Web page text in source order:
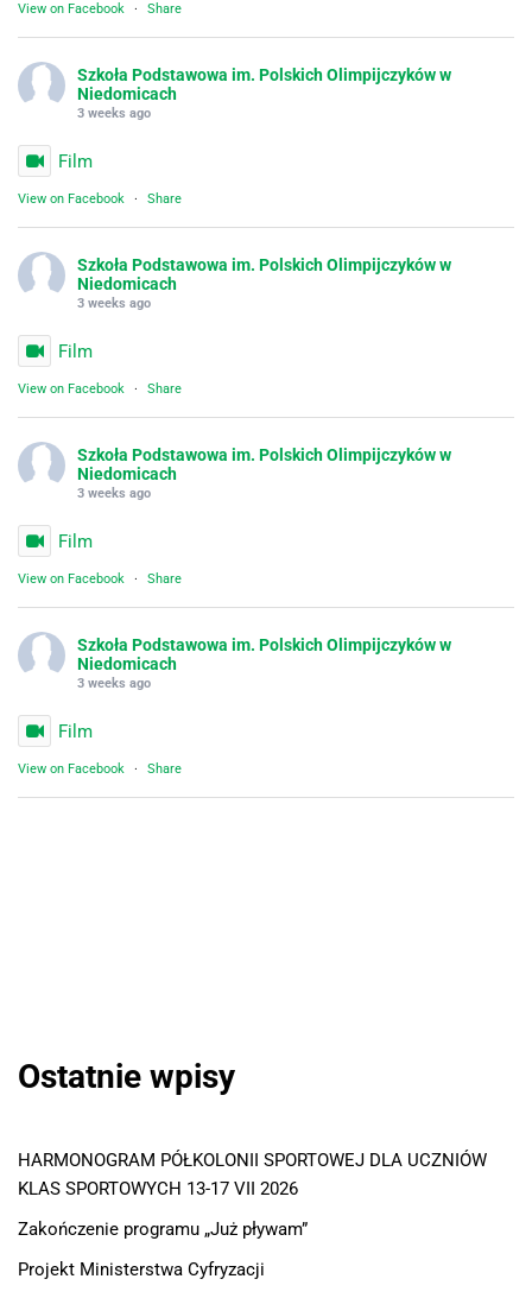
View on Facebook · Share
Szkoła Podstawowa im. Polskich Olimpijczyków w
Niedomicach
3 weeks ago
Film
View on Facebook · Share
Szkoła Podstawowa im. Polskich Olimpijczyków w
Niedomicach
3 weeks ago
Film
View on Facebook · Share
Szkoła Podstawowa im. Polskich Olimpijczyków w
Niedomicach
3 weeks ago
Film
View on Facebook · Share
Szkoła Podstawowa im. Polskich Olimpijczyków w
Niedomicach
3 weeks ago
Film
View on Facebook · Share
Ostatnie wpisy
HARMONOGRAM PÓŁKOLONII SPORTOWEJ DLA UCZNIÓW
KLAS SPORTOWYCH 13-17 VII 2026
Zakończenie programu „Już pływam”
Projekt Ministerstwa Cyfryzacji